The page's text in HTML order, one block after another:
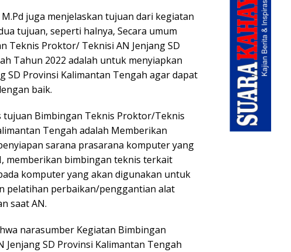
M.Pd juga menjelaskan tujuan dari kegiatan
tujuan, seperti halnya, Secara umum
Teknis Proktor/ Teknisi AN Jenjang SD
Tahun 2022 adalah untuk menyiapkan
SD Provinsi Kalimantan Tengah agar dapat
baik.
tujuan Bimbingan Teknis Proktor/Teknis
Tengah adalah Memberikan
sarana prasarana komputer yang
memberikan bimbingan teknis terkait
komputer yang akan digunakan untuk
pelatihan perbaikan/penggantian alat
saat AN.
narasumber Kegiatan Bimbingan
SD Provinsi Kalimantan Tengah